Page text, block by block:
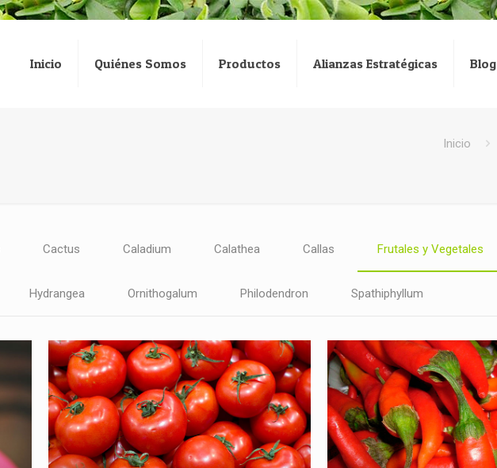
Inicio Quiénes Somos Productos Alianzas Estratégicas Blog
Inicio
Cactus Caladium Calathea Callas Frutales y Vegetales
Hydrangea Ornithogalum Philodendron Spathiphyllum